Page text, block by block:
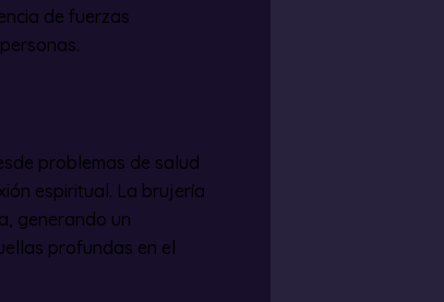
de fuerzas
problemas de salud
espiritual. La brujería
generando un
profundas en el